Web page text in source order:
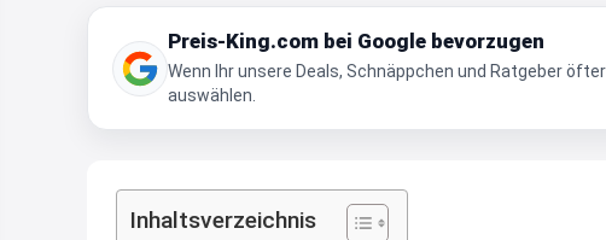
Preis-King.com bei Google bevorzugen
Wenn Ihr unsere Deals, Schnäppchen und Ratgeber
auswählen.
Inhaltsverzeichnis